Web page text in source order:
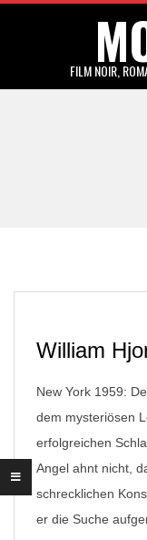
FILM NOIR,
William
New York 1959:
dem mysteriösen
erfolgreichen
Angel ahnt nicht,
schrecklichen
er die Suche